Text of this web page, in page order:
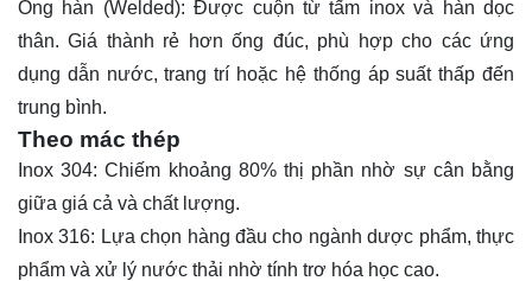
Ống hàn (Welded): Được cuộn từ tấm inox và hàn dọc
thân. Giá thành rẻ hơn ống đúc, phù hợp cho các ứng
dụng dẫn nước, trang trí hoặc hệ thống áp suất thấp đến
trung bình.
Theo mác thép
Inox 304: Chiếm khoảng 80% thị phần nhờ sự cân bằng
giữa giá cả và chất lượng.
Inox 316: Lựa chọn hàng đầu cho ngành dược phẩm, thực
phẩm và xử lý nước thải nhờ tính trơ hóa học cao.